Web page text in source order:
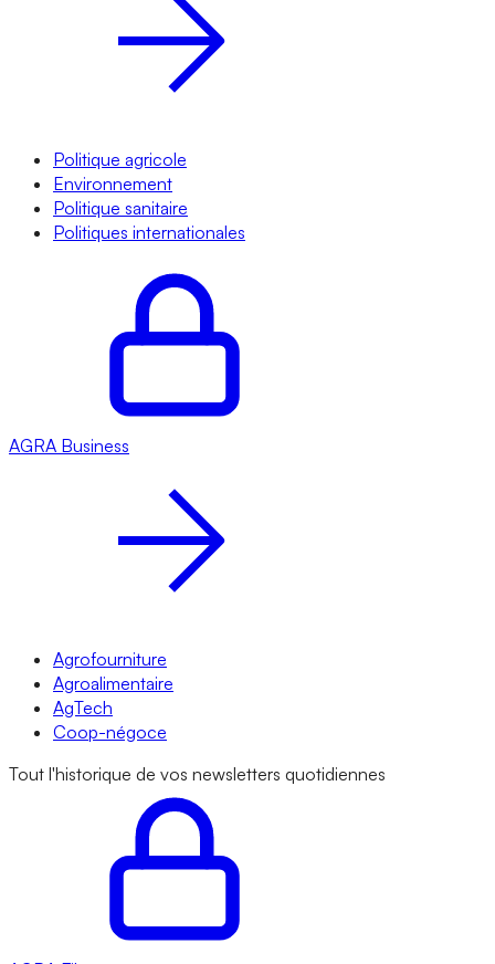
Politique agricole
Environnement
Politique sanitaire
Politiques internationales
AGRA Business
Agrofourniture
Agroalimentaire
AgTech
Coop-négoce
Tout l'historique de vos newsletters quotidiennes